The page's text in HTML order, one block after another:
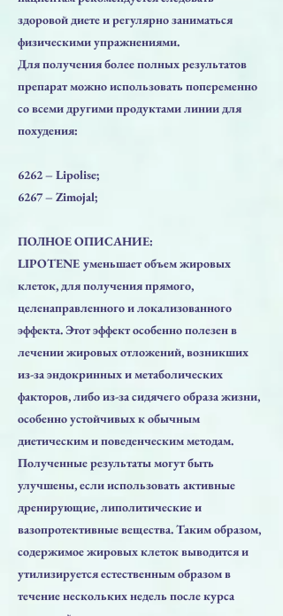
здоровой диете и регулярно заниматься
физическими упражнениями.
Для получения более полных результатов
препарат можно использовать попеременно
со всеми другими продуктами линии для
похудения:
6262 – Lipolise;
6267 – Zimojal;
ПОЛНОЕ ОПИСАНИЕ:
LIPOTENE уменьшает объем жировых
клеток, для получения прямого,
целенаправленного и локализованного
эффекта. Этот эффект особенно полезен в
лечении жировых отложений, возникших
из-за эндокринных и метаболических
факторов, либо из-за сидячего образа жизни,
особенно устойчивых к обычным
диетическим и поведенческим методам.
Полученные результаты могут быть
улучшены, если использовать активные
дренирующие, липолитические и
вазопротективные вещества. Таким образом,
содержимое жировых клеток выводится и
утилизируется естественным образом в
течение нескольких недель после курса